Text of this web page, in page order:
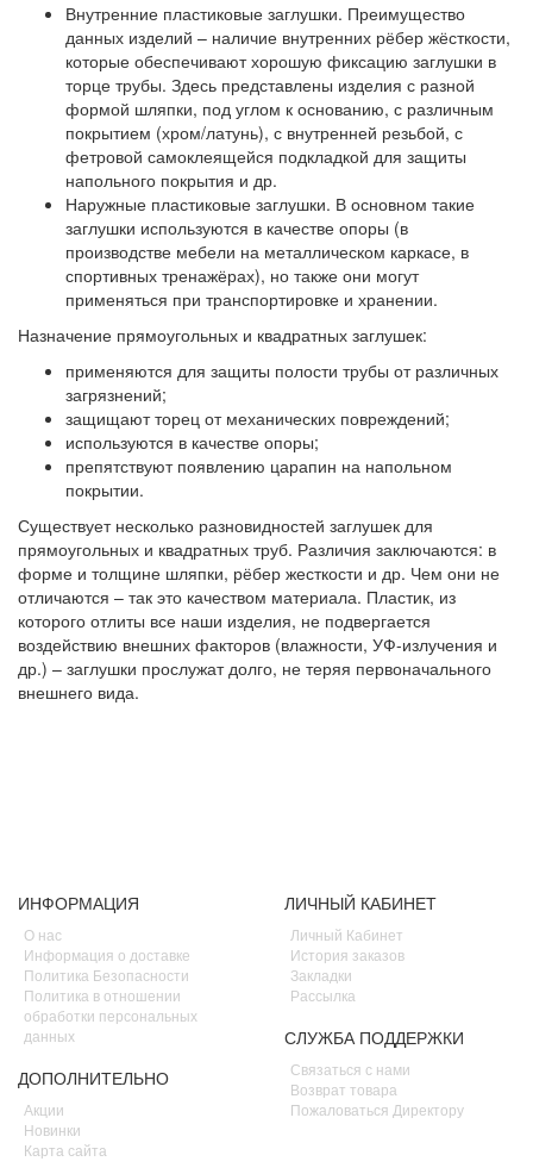
Внутренние пластиковые заглушки. Преимущество
данных изделий – наличие внутренних рёбер жёсткости,
которые обеспечивают хорошую фиксацию заглушки в
торце трубы. Здесь представлены изделия с разной
формой шляпки, под углом к основанию, с различным
покрытием (хром/латунь), с внутренней резьбой, с
фетровой самоклеящейся подкладкой для защиты
напольного покрытия и др.
Наружные пластиковые заглушки. В основном такие
заглушки используются в качестве опоры (в
производстве мебели на металлическом каркасе, в
спортивных тренажёрах), но также они могут
применяться при транспортировке и хранении.
Назначение прямоугольных и квадратных заглушек:
применяются для защиты полости трубы от различных
загрязнений;
защищают торец от механических повреждений;
используются в качестве опоры;
препятствуют появлению царапин на напольном
покрытии.
Существует несколько разновидностей заглушек для
прямоугольных и квадратных труб. Различия заключаются: в
форме и толщине шляпки, рёбер жесткости и др. Чем они не
отличаются – так это качеством материала. Пластик, из
которого отлиты все наши изделия, не подвергается
воздействию внешних факторов (влажности, УФ-излучения и
др.) – заглушки прослужат долго, не теряя первоначального
внешнего вида.
ИНФОРМАЦИЯ
О нас
Информация о доставке
Политика Безопасности
Политика в отношении
обработки персональных
данных
ДОПОЛНИТЕЛЬНО
Акции
Новинки
Карта сайта
ЛИЧНЫЙ КАБИНЕТ
Личный Кабинет
История заказов
Закладки
Рассылка
СЛУЖБА ПОДДЕРЖКИ
Связаться с нами
Возврат товара
Пожаловаться Директору